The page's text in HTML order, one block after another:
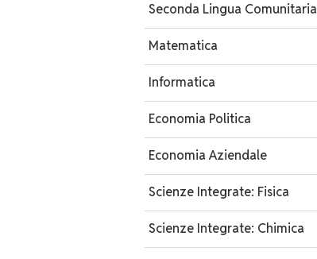
Seconda Lingua Comunitaria
Matematica
Informatica
Economia Politica
Economia Aziendale
Scienze Integrate: Fisica
Scienze Integrate: Chimica